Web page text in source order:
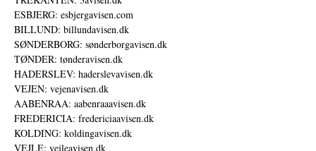
ESBJERG: esbjergavisen.com
BILLUND: billundavisen.dk
SØNDERBORG: sønderborgavisen.dk
TØNDER: tønderavisen.dk
HADERSLEV: haderslevavisen.dk
VEJEN: vejenavisen.dk
AABENRAA: aabenraaavisen.dk
FREDERICIA: fredericiaavisen.dk
KOLDING: koldingavisen.dk
VEJLE: vejleavisen.dk